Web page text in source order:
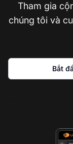
Tham gia
chúng tôi và
Bắt